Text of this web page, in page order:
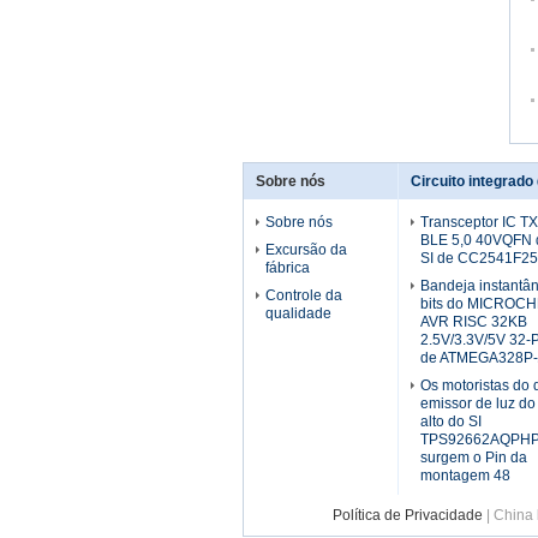
Sobre nós
Sobre nós
Excursão da
fábrica
Controle da
qualidade
Circuito integrado
Transceptor IC
BLE 5,0 40VQFN
SI de
Bandeja
bits do
AVR RISC 32KB
2.5V/3.3V/5V 32-
de
Os motoristas do
emissor de luz
alto do SI
surgem o Pin da
montagem 48
Política de Privacidade |